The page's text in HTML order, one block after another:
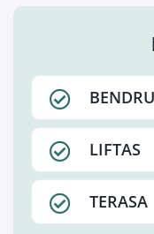
LIFTAS
TERASA